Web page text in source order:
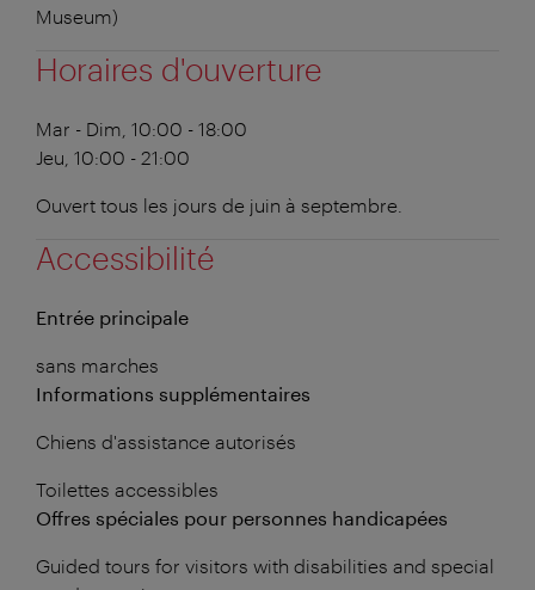
Museum)
Horaires d'ouverture
Mar - Dim, 10:00 - 18:00
Jeu, 10:00 - 21:00
Ouvert tous les jours de juin à septembre.
Accessibilité
Entrée principale
sans marches
Informations supplémentaires
Chiens d'assistance autorisés
Toilettes accessibles
Offres spéciales pour personnes handicapées
Guided tours for visitors with disabilities and special